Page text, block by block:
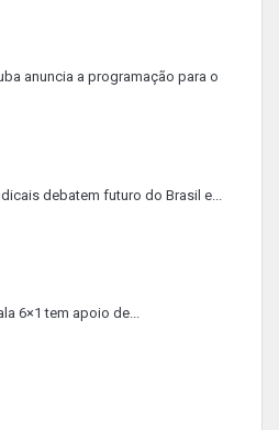
anuncia a programação para o
debatem futuro do Brasil e...
6×1 tem apoio de...